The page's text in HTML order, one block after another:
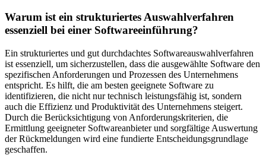
Warum ist ein strukturiertes Auswahlverfahren
essenziell bei einer Softwareeinführung?
Ein strukturiertes und gut durchdachtes Softwareauswahlverfahren
ist essenziell, um sicherzustellen, dass die ausgewählte Software den
spezifischen Anforderungen und Prozessen des Unternehmens
entspricht. Es hilft, die am besten geeignete Software zu
identifizieren, die nicht nur technisch leistungsfähig ist, sondern
auch die Effizienz und Produktivität des Unternehmens steigert.
Durch die Berücksichtigung von Anforderungskriterien, die
Ermittlung geeigneter Softwareanbieter und sorgfältige Auswertung
der Rückmeldungen wird eine fundierte Entscheidungsgrundlage
geschaffen.